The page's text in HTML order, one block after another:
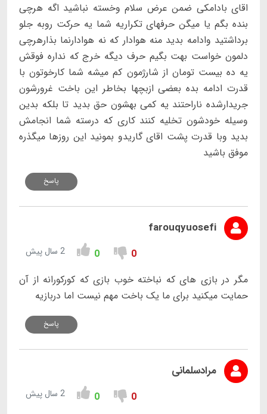
اقای بادامکی ضمن عرض سلام وخسته نباشید اگه هرچی
بنده بگم یا میگن حرفهای تکراریه شما یه حرکت روبه جلو
برداشتید وادامه بدید منه هوادار که نه هوادارنما بذارهرچی
دلمون خواست بهت بگیم حرف دیگه خرج که نداره فوقش
یه ده بیست تومان از شارژمون کم میشه شما کارخوتون با
قدرت ادامه بده بعضی ازبچها بخاطر این باخت غرورشون
جریدارشده ناراحتند یه کمی بهشون حق بدید تا بلکه بدین
وسیله خودشون تخلیه کنند کاری که درسته شما انجامش
بدید وبا قدرت پشت اقای گاریدو بمونید این روزها میگذره
موفق باشید
پاسخ
farouqyuosefi
0
0 2 سال پیش
مگر در بازی های که نباخته خوب بازی که کورکورانه از آن
حمایت میکنید برای ما یک باخت مهم نیست اما دربازیه
پاسخ
مرادسلمانی
0
0 2 سال پیش